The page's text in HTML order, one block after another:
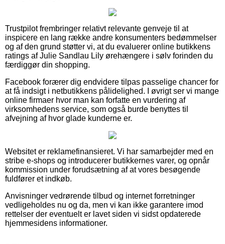
Trustpilot frembringer relativt relevante genveje til at
inspicere en lang række andre konsumenters bedømmelser
og af den grund støtter vi, at du evaluerer online butikkens
ratings af Julie Sandlau Lily ørehængere i sølv forinden du
færdiggør din shopping.
Facebook forærer dig endvidere tilpas passelige chancer for
at få indsigt i netbutikkens pålidelighed. I øvrigt ser vi mange
online firmaer hvor man kan forfatte en vurdering af
virksomhedens service, som også burde benyttes til
afvejning af hvor glade kunderne er.
Websitet er reklamefinansieret. Vi har samarbejder med en
stribe e-shops og introducerer butikkernes varer, og opnår
kommission under forudsætning af at vores besøgende
fuldfører et indkøb.
Anvisninger vedrørende tilbud og internet forretninger
vedligeholdes nu og da, men vi kan ikke garantere imod
rettelser der eventuelt er lavet siden vi sidst opdaterede
hjemmesidens informationer.